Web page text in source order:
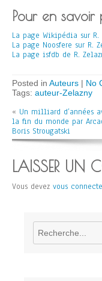
Pour en savoir
La page Wikipédia sur R.
La page Noosfere sur R.
La page isfdb de R.
Posted in Auteurs | No
Tags: auteur-Zelazny
« Un milliard d’années
la fin du monde par
Boris Strougatski
LAISSER UN
Vous devez vous
Rechercher